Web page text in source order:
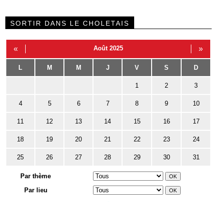
SORTIR DANS LE CHOLETAIS
« Août 2025 »
L M M J V S D
1 2 3
4 5 6 7 8 9 10
11 12 13 14 15 16 17
18 19 20 21 22 23 24
25 26 27 28 29 30 31
Par thème
Par lieu